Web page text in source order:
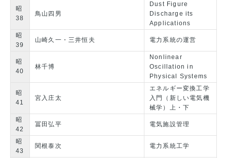
昭
38
鳥山四男
Dust Figure
Discharge its
Applications
昭
39
山崎久一・三井恒夫 電力系統の運営
昭
40
林千博
Nonlinear
Oscillation in
Physical Systems
昭
41
宮入庄太
エネルギー変換工学
入門（新しい電気機
械学）上・下
昭
42
冨田弘平 電気施設管理
昭
43
関根泰次 電力系統工学